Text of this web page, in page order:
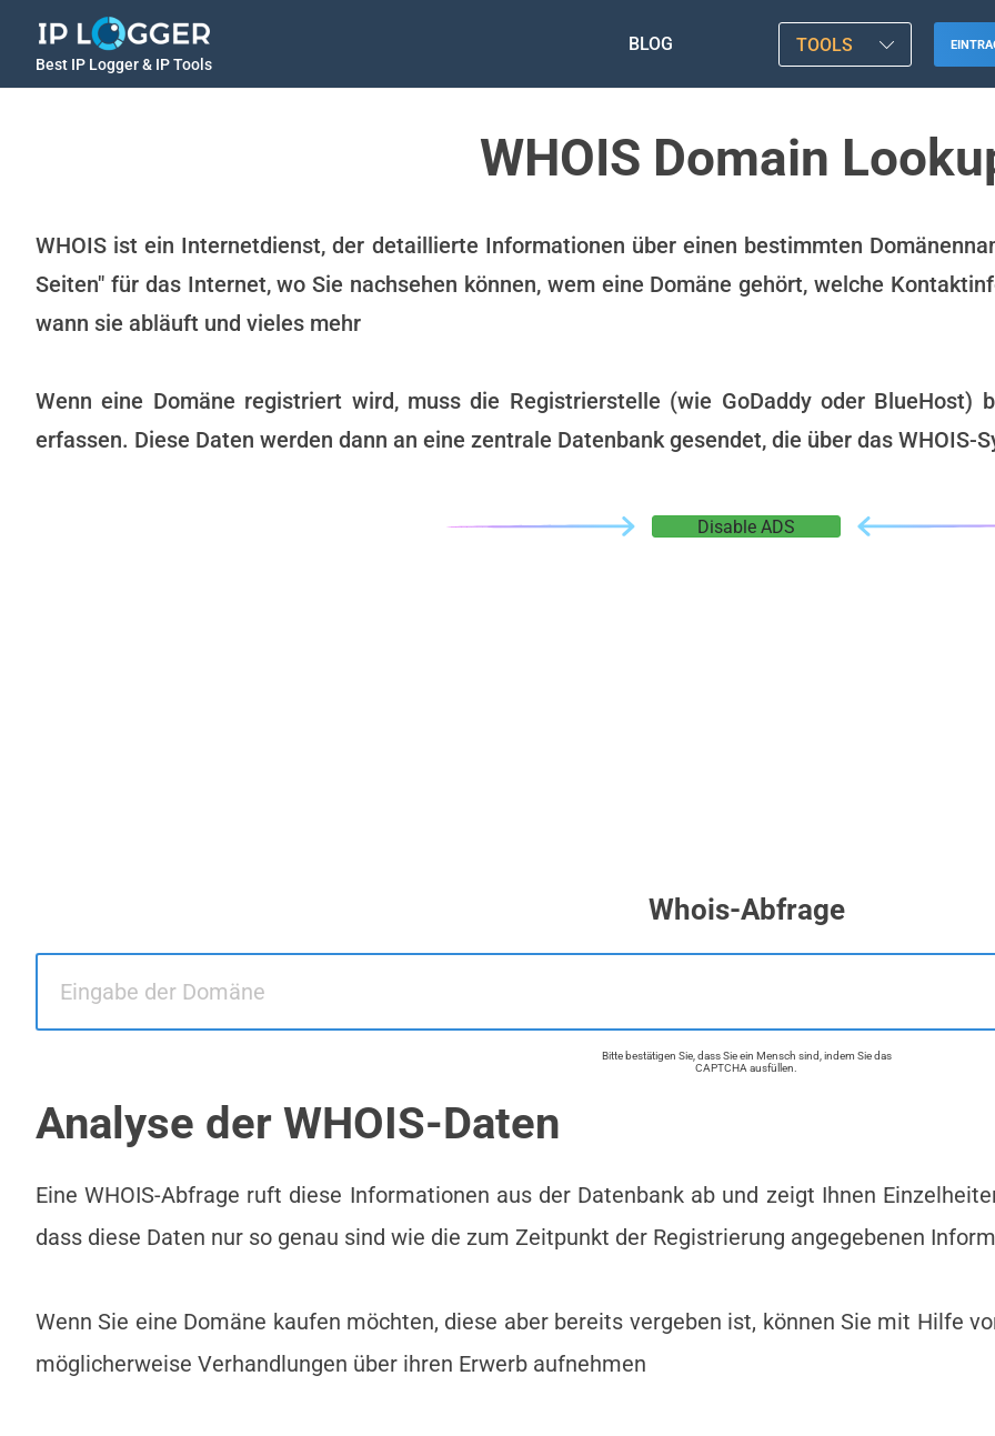
Best IP Logger & IP Tools
BLOG TOOLS
WHOIS Domain
WHOIS ist ein Internetdienst, der detaillierte Informationen über einen bestimmten
Seiten" für das Internet, wo Sie nachsehen können, wem eine Domäne gehört, welche
wann sie abläuft und vieles mehr
Wenn eine Domäne registriert wird, muss die Registrierstelle (wie GoDaddy oder BlueHost)
erfassen. Diese Daten werden dann an eine zentrale Datenbank gesendet, die über das WHOIS-
Disable ADS
Whois-Abfrage
Bitte bestätigen Sie, dass Sie ein Mensch sind, indem Sie das
CAPTCHA ausfüllen.
Analyse der WHOIS-Daten
Eine WHOIS-Abfrage ruft diese Informationen aus der Datenbank ab und zeigt Ihnen
dass diese Daten nur so genau sind wie die zum Zeitpunkt der Registrierung angegebenen
Wenn Sie eine Domäne kaufen möchten, diese aber bereits vergeben ist, können Sie mit Hilfe
möglicherweise Verhandlungen über ihren Erwerb aufnehmen